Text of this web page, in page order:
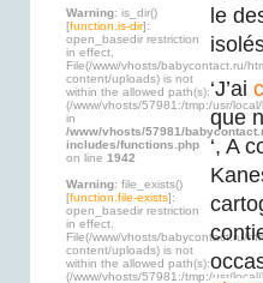
Warning: is_dir()
[function.is-dir]:
open_basedir restriction
in effect.
File(/www/vhosts/babycontact.ru/
content/uploads) is not
within the allowed path(s):
(/www/vhosts/57981:/tmp:/usr/
in
/www/vhosts/57981/
includes/functions.php
on line 1942
Warning: file_exists()
[function.file-exists]:
open_basedir restriction
in effect.
File(/www/vhosts/babycontact.ru/
content/uploads) is not
within the allowed path(s):
(/www/vhosts/57981:/tmp:/usr/
le
‘J’ai
que
‘, A